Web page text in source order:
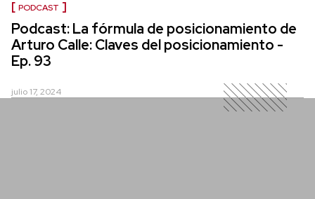
PODCAST
Podcast: La fórmula de posicionamiento de
Arturo Calle: Claves del posicionamiento -
Ep. 93
julio 17, 2024